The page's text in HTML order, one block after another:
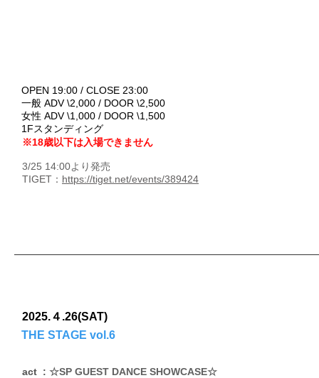
OPEN 19:00 / CLOSE 23:00
一般 ADV \2,000 / DOOR \2,500
女性 ADV \1 ,000 / DOOR \1,500
1Fスタンディング
※18歳以下は入場できません
3/25 14:00より発売
TIGET： https://tiget.net/events/389424
2025.４.26(SAT)
THE STAGE vol.6
act : ☆SP GUEST DANCE SHOWCASE☆